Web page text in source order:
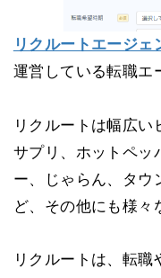
リクルートエージェ
運営している転職エ
リクルートは幅広い
サプリ、ホットペッ
ー、じゃらん、タウ
ど、その他にも様々
リクルートは、転